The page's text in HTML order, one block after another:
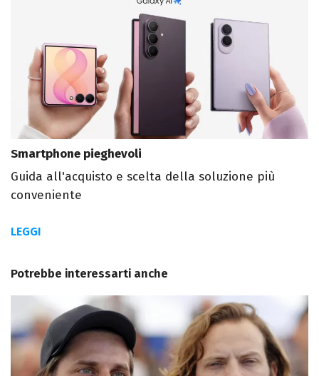
Smartphone pieghevoli
Guida all'acquisto e scelta della soluzione più
conveniente
LEGGI
Potrebbe interessarti anche